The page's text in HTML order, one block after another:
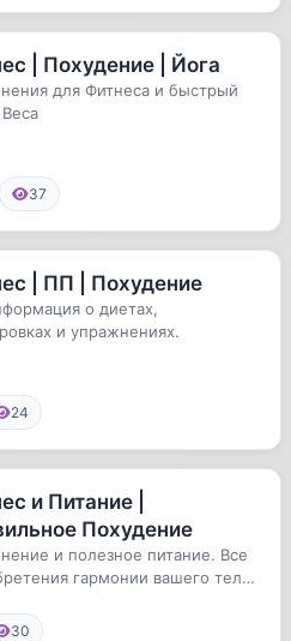
| Похудение | Йога
для Фитнеса и быстрый
37
| ПП | Похудение
о диетах,
и упражнениях.
24
и Питание |
Похудение
и полезное питание. Все
гармонии вашего тела.
30